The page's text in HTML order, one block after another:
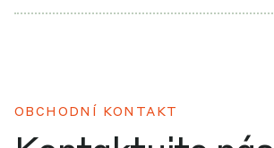
OBCHODNÍ KONTAKT